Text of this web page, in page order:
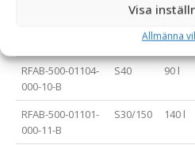
Visa
Allmänna
RFAB-500-01104-
000-10-B
S40 90 l
RFAB-500-01101-
000-11-B
S30/150 140 l